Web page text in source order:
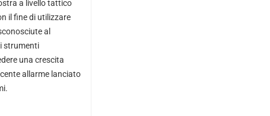
a livello tattico
il fine di utilizzare
al
strumenti
una crescita
allarme lanciato